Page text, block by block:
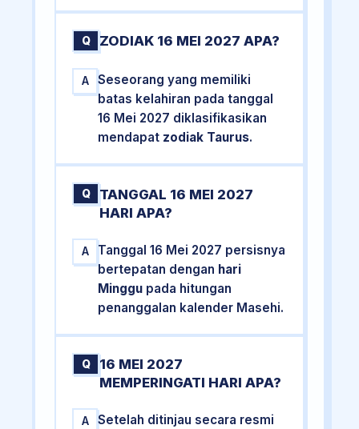
Q ZODIAK 16 MEI 2027 APA?
A
Seseorang yang memiliki
batas kelahiran pada tanggal
16 Mei 2027 diklasifikasikan
mendapat zodiak Taurus.
Q
TANGGAL 16 MEI 2027
HARI APA?
A
Tanggal 16 Mei 2027 persisnya
bertepatan dengan hari
Minggu pada hitungan
penanggalan kalender Masehi.
Q
16 MEI 2027
MEMPERINGATI HARI APA?
A
Setelah ditinjau secara resmi